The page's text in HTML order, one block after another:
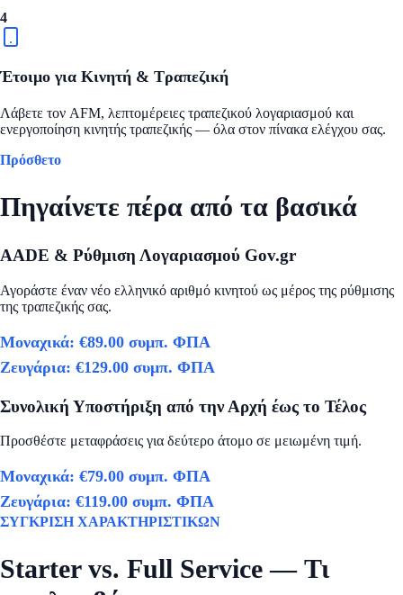
4
Έτοιμο για Κινητή & Τραπεζική
Λάβετε τον AFM, λεπτομέρειες τραπεζικού λογαριασμού και
ενεργοποίηση κινητής τραπεζικής — όλα στον πίνακα ελέγχου σας.
Πρόσθετο
Πηγαίνετε πέρα από τα βασικά
AADE & Ρύθμιση Λογαριασμού Gov.gr
Αγοράστε έναν νέο ελληνικό αριθμό κινητού ως μέρος της ρύθμισης
της τραπεζικής σας.
Μοναχικά: €89.00 συμπ. ΦΠΑ
Ζευγάρια: €129.00 συμπ. ΦΠΑ
Συνολική Υποστήριξη από την Αρχή έως το Τέλος
Προσθέστε μεταφράσεις για δεύτερο άτομο σε μειωμένη τιμή.
Μοναχικά: €79.00 συμπ. ΦΠΑ
Ζευγάρια: €119.00 συμπ. ΦΠΑ
ΣΥΓΚΡΙΣΗ ΧΑΡΑΚΤΗΡΙΣΤΙΚΩΝ
Starter vs. Full Service — Τι